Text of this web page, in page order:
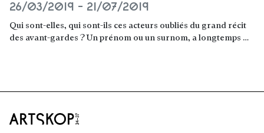
26/03/2019 - 21/07/2019
Qui sont-elles, qui sont-ils ces acteurs oubliés du grand récit
des avant-gardes ? Un prénom ou un surnom, a longtemps …
Lire la suite